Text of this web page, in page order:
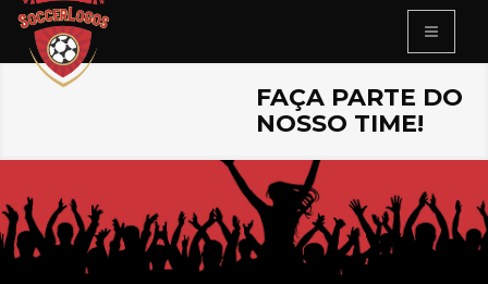
FAÇA PARTE DO
NOSSO TIME!